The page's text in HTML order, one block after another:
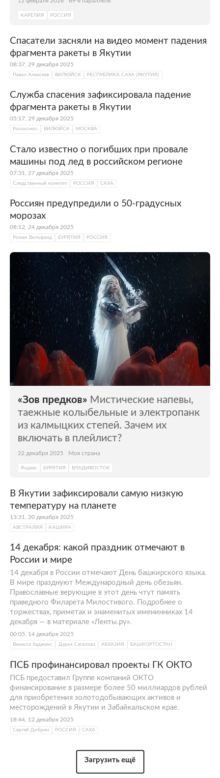
КАРЕЛИЯ РОССИЯ
Спасатели засняли на видео момент падения
фрагмента ракеты в Якутии
08:37, 29 декабря 2025
Павел Алексеев ВИЛЮЙСК РЕСПУБЛИКА САХА (ЯКУТИЯ)
Служба спасения зафиксировала падение
фрагмента ракеты в Якутии
05:17, 29 декабря 2025
Роскосмос ВИЛЮЙСК МОСКВА
Стало известно о погибших при провале
машины под лед в российском регионе
07:31, 27 декабря 2025
Следственный комитет РОССИЯ САХА
Россиян предупредили о 50-градусных
морозах
08:12, 24 декабря 2025
Роман Вильфанд БУРЯТИЯ РОССИЯ
«Зов предков» Мистические напевы,
таежные колыбельные и электропанк
из калмыцких степей. Зачем их
включать в плейлист?
22 декабря 2025 Моя страна
Яндекс БУРЯТИЯ ВЛАДИВОСТОК
В Якутии зафиксировали самую низкую
температуру на планете
13:31, 20 декабря 2025
АВСТРАЛИЯ КАШИРА
14 декабря: какой праздник отмечают в
России и мире
14 декабря в России отмечают День башкирского языка.
В мире празднуют Международный день обезьян.
Православные верующие в этот день чтут память
праведного Филарета Милостивого. Подробнее о
торжествах, приметах и знаменитых именинниках 14
декабря — в материале «Ленты.ру».
00:05, 14 декабря 2025
Ванесса Хадженс Дарья Сагалова АБХАЗИЯ БАШКОРТОСТАН
ПСБ профинансировал проекты ГК ОКТО
ПСБ предоставил Группе компаний ОКТО
финансирование в размере более 50 миллиардов рублей
для приобретения золотодобывающих активов и
месторождений в Якутии и Забайкальском крае.
18:44, 12 декабря 2025
Сергей Добрин РОССИЯ САХА
Загрузить ещё